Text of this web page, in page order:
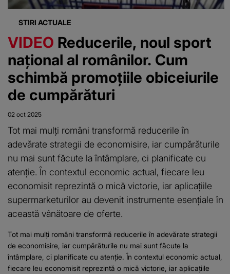
STIRI ACTUALE
VIDEO Reducerile, noul sport
național al românilor. Cum
schimbă promoțiile obiceiurile
de cumpărături
02 oct 2025
Tot mai mulți români transformă reducerile în
adevărate strategii de economisire, iar cumpărăturile
nu mai sunt făcute la întâmplare, ci planificate cu
atenție. În contextul economic actual, fiecare leu
economisit reprezintă o mică victorie, iar aplicațiile
supermarketurilor au devenit instrumente esențiale în
această vânătoare de oferte.
Tot mai mulți români transformă reducerile în adevărate strategii
de economisire, iar cumpărăturile nu mai sunt făcute la
întâmplare, ci planificate cu atenție. În contextul economic actual,
fiecare leu economisit reprezintă o mică victorie, iar aplicațiile